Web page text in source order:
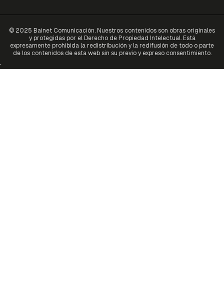
© 2025 Bainet Comunicación. Nuestros contenidos son obras originales
y protegidas por el Derecho de Propiedad Intelectual. Está
expresamente prohibida la redistribución y la redifusión de todo o parte
de los contenidos de esta web sin su previo y expreso consentimiento.